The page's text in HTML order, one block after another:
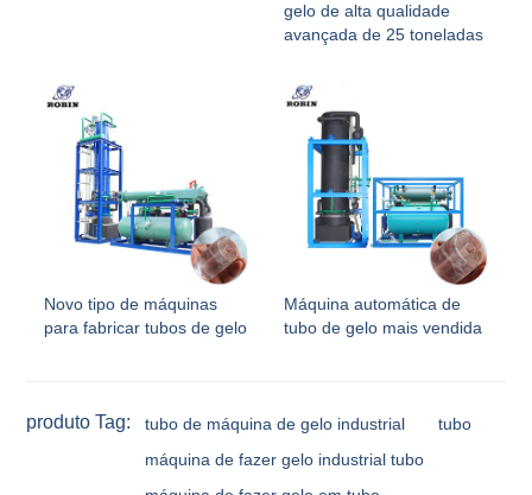
gelo de alta qualidade
avançada de 25 toneladas
Novo tipo de máquinas
para fabricar tubos de gelo
Máquina automática de
tubo de gelo mais vendida
produto Tag: tubo de máquina de gelo industrial
tubo
máquina de fazer gelo industrial tubo